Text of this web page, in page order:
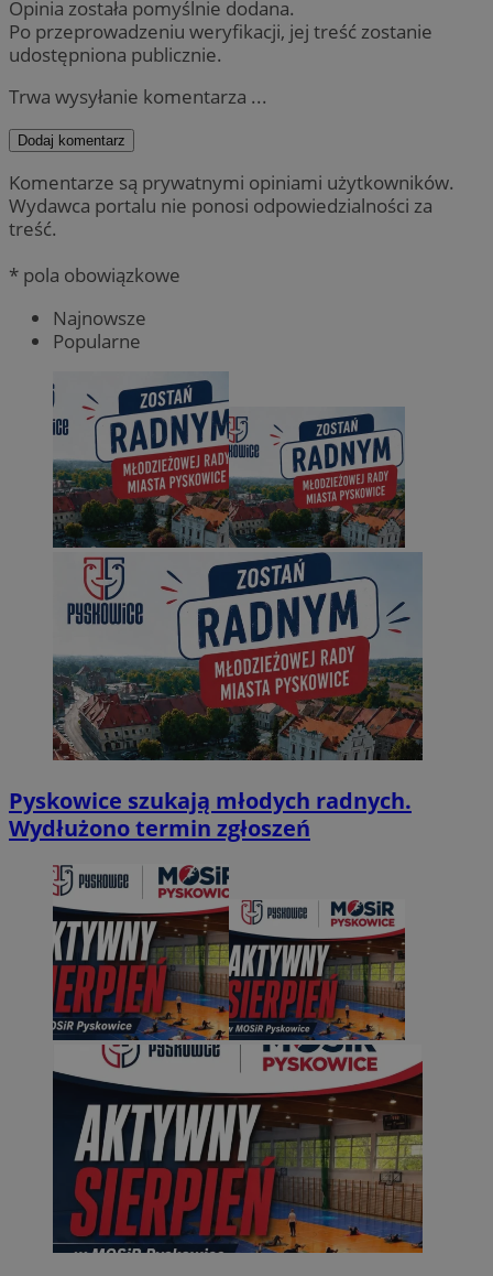
Opinia została pomyślnie dodana.
Po przeprowadzeniu weryfikacji, jej treść zostanie
udostępniona publicznie.
Trwa wysyłanie komentarza ...
Dodaj komentarz
Komentarze są prywatnymi opiniami użytkowników.
Wydawca portalu nie ponosi odpowiedzialności za
treść.
* pola obowiązkowe
Najnowsze
Popularne
Pyskowice szukają młodych radnych.
Wydłużono termin zgłoszeń